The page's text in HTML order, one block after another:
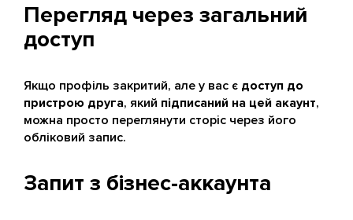
Перегляд через загальний
доступ
Якщо профіль закритий, але у вас є доступ до
пристрою друга, який підписаний на цей акаунт,
можна просто переглянути сторіс через його
обліковий запис.
Запит з бізнес-аккаунта